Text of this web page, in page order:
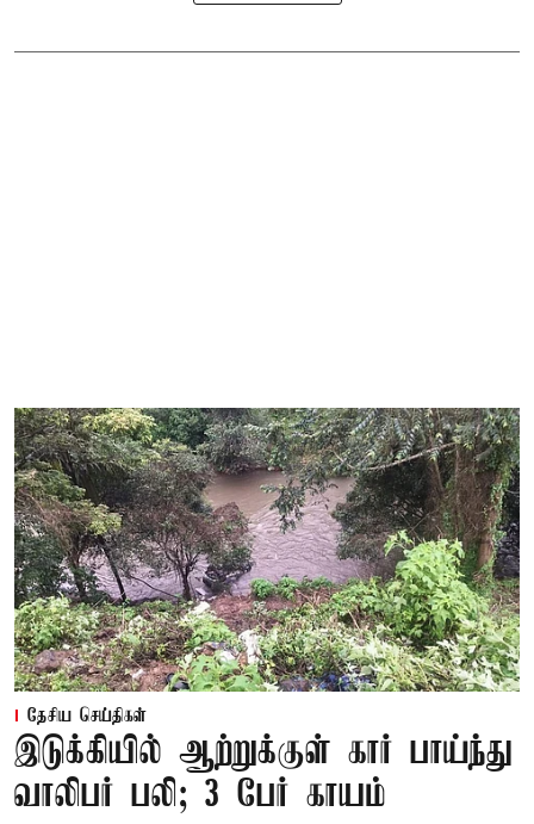
தேசிய செய்திகள்
இடுக்கியில் ஆற்றுக்குள் கார் பாய்ந்து
வாலிபர் பலி; 3 பேர் காயம்